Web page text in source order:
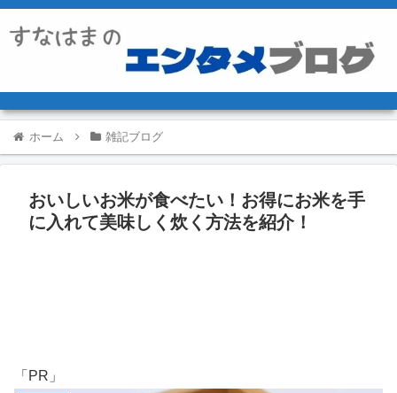
ホーム 雑記ブログ
おいしいお米が食べたい！お得にお米を手
に入れて美味しく炊く方法を紹介！
「PR」